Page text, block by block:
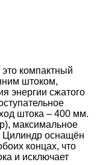
компактный
штоком,
энергии сжатого
штока – 400 мм.
максимальное
Цилиндр оснащён
концах, что
и исключает